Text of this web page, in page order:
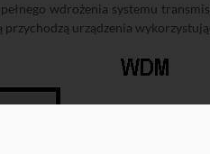
wdrożenia systemu
urządzenia